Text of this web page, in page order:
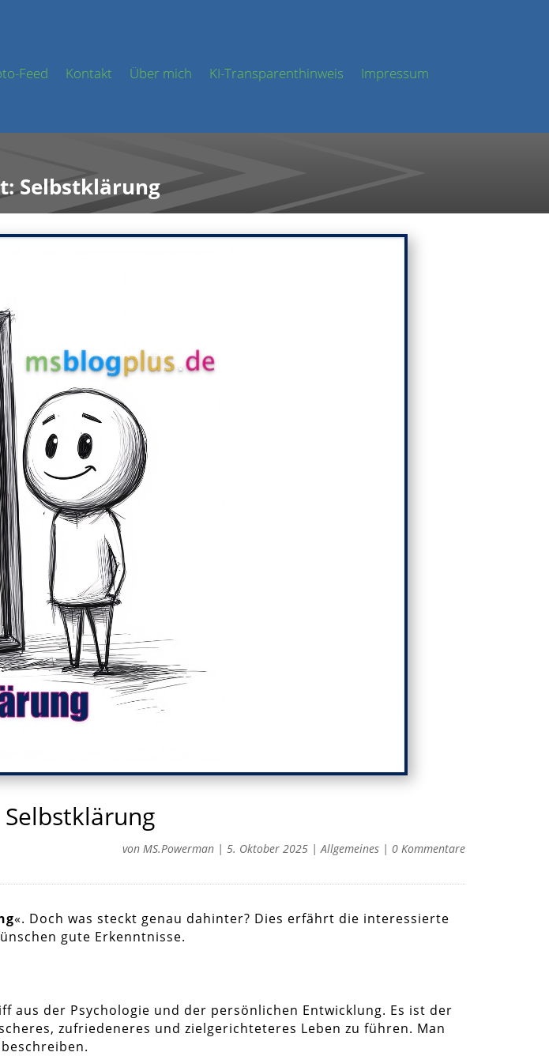
Feed Kontakt Über mich KI-Transparenthinweis Impressum
Selbstklärung
vonMS.Powerman |5. Oktober 2025 |Allgemeines | 0 Kommentare
«. Doch was steckt genau dahinter? Dies erfährt die interessierte
gute Erkenntnisse.
der Psychologie und der persönlichen Entwicklung. Es ist der
zufriedeneres und zielgerichteteres Leben zu führen. Man